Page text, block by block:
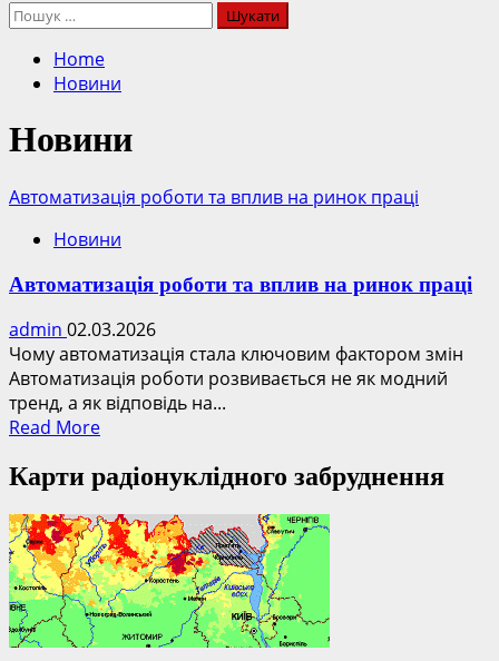
Пошук:
Home
Новини
Новини
Автоматизація роботи та вплив на ринок праці
Новини
Автоматизація роботи та вплив на ринок праці
admin 02.03.2026
Чому автоматизація стала ключовим фактором змін
Автоматизація роботи розвивається не як модний
тренд, а як відповідь на...
Read MoreRead
about
роботи
та
вплив
на
ринок
праці
Карти радіонуклідного забруднення